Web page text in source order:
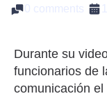
0 comments
Durante su
funcionarios de
comunicación el